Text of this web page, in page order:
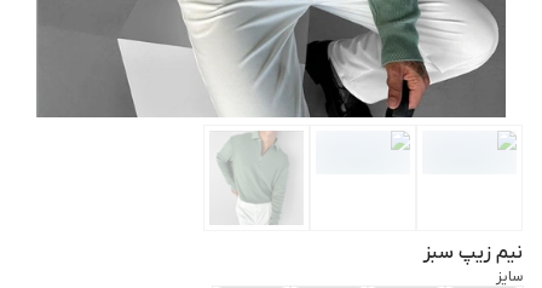
نیم زیپ سبز
سایز